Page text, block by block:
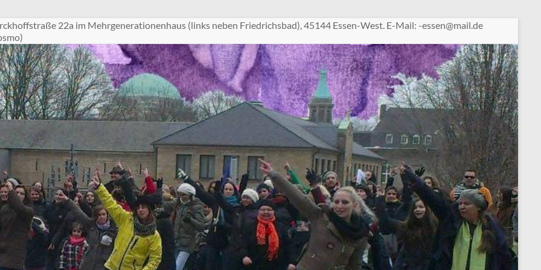
22a im Mehrgenerationenhaus (links neben Friedrichsbad), 45144 Essen-West. E-Mail: ed.li
am@ne
sse-